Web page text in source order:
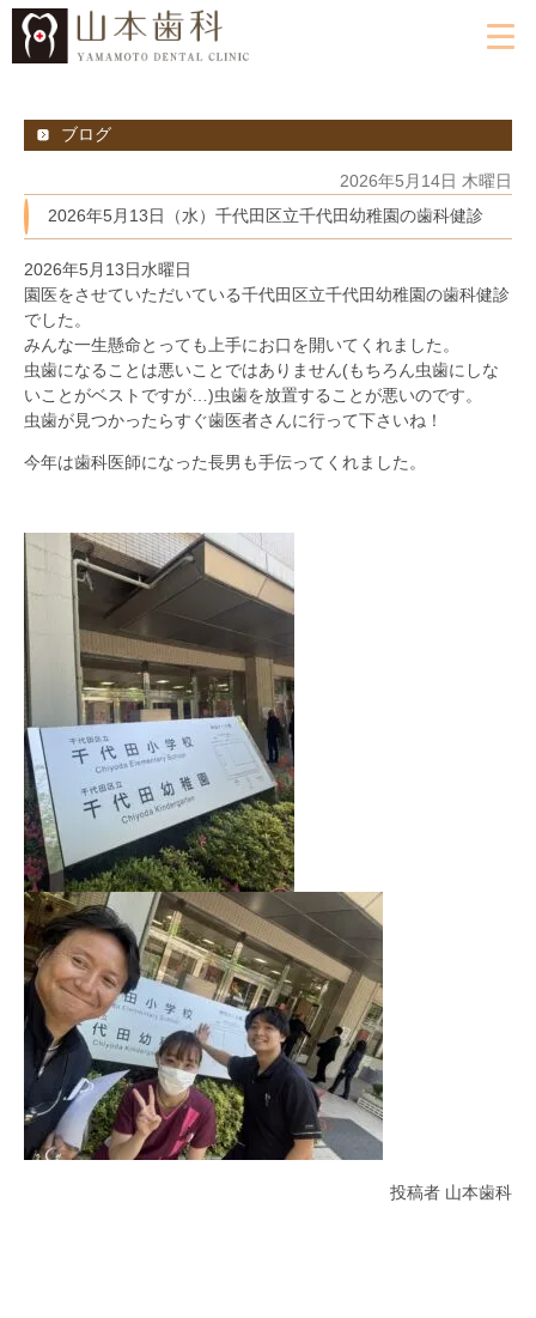
ブログ
2026年5月14日 木曜日
2026年5月13日（水）千代田区立千代田幼稚園の歯科健診
2026年5月13日水曜日
園医をさせていただいている千代田区立千代田幼稚園の歯科健診
でした。
みんな一生懸命とっても上手にお口を開いてくれました。
虫歯になることは悪いことではありません(もちろん虫歯にしな
いことがベストですが…)虫歯を放置することが悪いのです。
虫歯が見つかったらすぐ歯医者さんに行って下さいね！
今年は歯科医師になった長男も手伝ってくれました。
投稿者 山本歯科